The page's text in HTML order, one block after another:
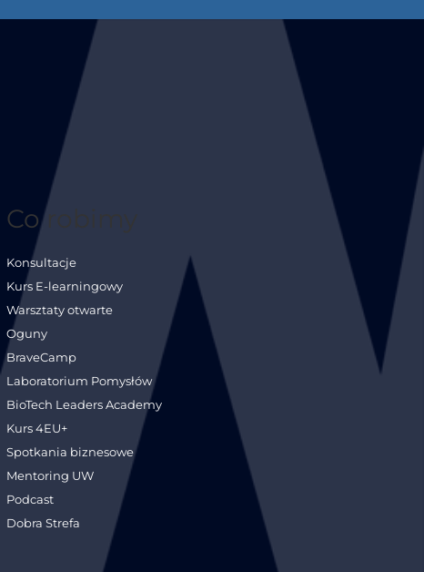
Co robimy
Konsultacje
Kurs E-learningowy
Warsztaty otwarte
Oguny
BraveCamp
Laboratorium Pomysłów
BioTech Leaders Academy
Kurs 4EU+
Spotkania biznesowe
Mentoring UW
Podcast
Dobra Strefa